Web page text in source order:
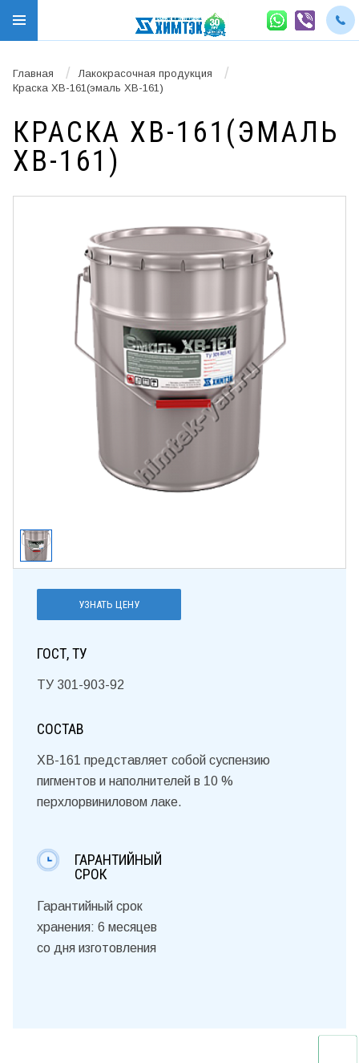
Главная / Лакокрасочная продукция /
Краска ХВ-161(эмаль ХВ-161)
КРАСКА ХВ-161(ЭМАЛЬ
ХВ-161)
УЗНАТЬ ЦЕНУ
ГОСТ, ТУ
ТУ 301-903-92
СОСТАВ
ХВ-161 представляет собой суспензию
пигментов и наполнителей в 10 %
перхлорвиниловом лаке.
ГАРАНТИЙНЫЙ
СРОК
Гарантийный срок
хранения: 6 месяцев
со дня изготовления